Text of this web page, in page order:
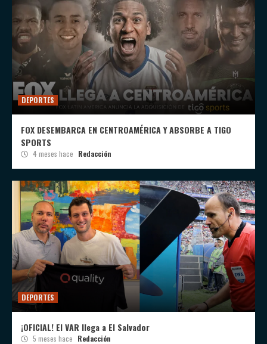
DEPORTES
FOX DESEMBARCA EN CENTROAMÉRICA Y ABSORBE A TIGO
SPORTS
4 meses hace Redacción
DEPORTES
¡OFICIAL! El VAR llega a El Salvador
5 meses hace Redacción